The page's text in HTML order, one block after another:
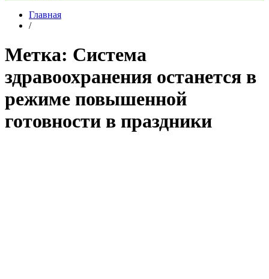
Главная
/
Метка: Система
здравоохранения останется в
режиме повышенной
готовности в праздники